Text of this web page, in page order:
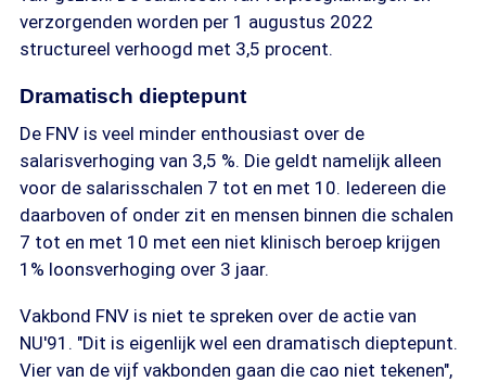
verzorgenden worden per 1 augustus 2022
structureel verhoogd met 3,5 procent.
Dramatisch dieptepunt
De FNV is veel minder enthousiast over de
salarisverhoging van 3,5 %. Die geldt namelijk alleen
voor de salarisschalen 7 tot en met 10. Iedereen die
daarboven of onder zit en mensen binnen die schalen
7 tot en met 10 met een niet klinisch beroep krijgen
1% loonsverhoging over 3 jaar.
Vakbond FNV is niet te spreken over de actie van
NU'91. "Dit is eigenlijk wel een dramatisch dieptepunt.
Vier van de vijf vakbonden gaan die cao niet tekenen",